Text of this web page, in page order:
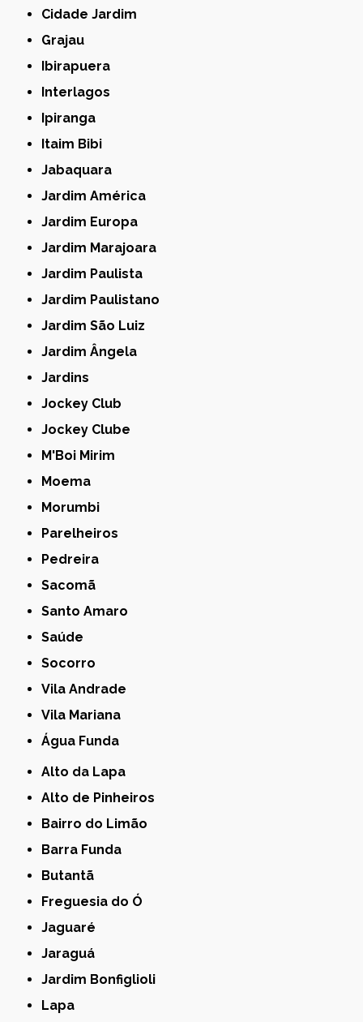
Cidade Jardim
Grajau
Ibirapuera
Interlagos
Ipiranga
Itaim Bibi
Jabaquara
Jardim América
Jardim Europa
Jardim Marajoara
Jardim Paulista
Jardim Paulistano
Jardim São Luiz
Jardim Ângela
Jardins
Jockey Club
Jockey Clube
M'Boi Mirim
Moema
Morumbi
Parelheiros
Pedreira
Sacomã
Santo Amaro
Saúde
Socorro
Vila Andrade
Vila Mariana
Água Funda
Alto da Lapa
Alto de Pinheiros
Bairro do Limão
Barra Funda
Butantã
Freguesia do Ó
Jaguaré
Jaraguá
Jardim Bonfiglioli
Lapa